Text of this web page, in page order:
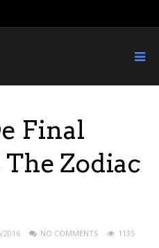
Final
Zodiac
2016 NO COMMENTS
1135